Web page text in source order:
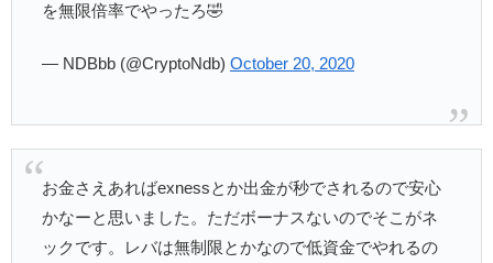
を無限倍率でやったろ🤣
— NDBbb (@CryptoNdb) October 20, 2020
お金さえあればexnessとか出金が秒でされるので安心
かなーと思いました。ただボーナスないのでそこがネ
ックです。レバは無制限とかなので低資金でやれるの